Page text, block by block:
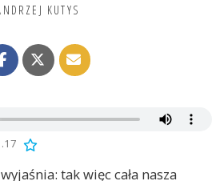
KUTYS
tak więc cała nasza